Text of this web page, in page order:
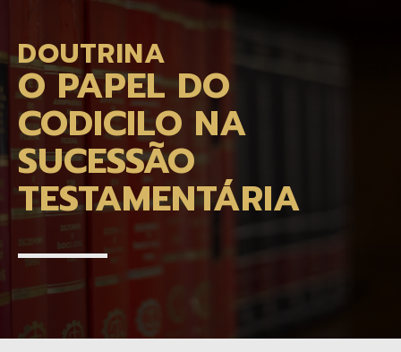
DOUTRINA
O PAPEL DO
CODICILO NA
SUCESSÃO
TESTAMENTÁRIA